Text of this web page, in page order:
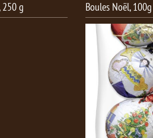
Boules Noël, 100g